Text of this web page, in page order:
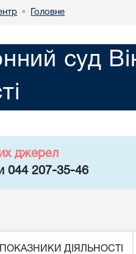
• Головне
суд
джерел
044 207-35-46
ПОКАЗНИКИ ДІЯЛЬНОСТІ